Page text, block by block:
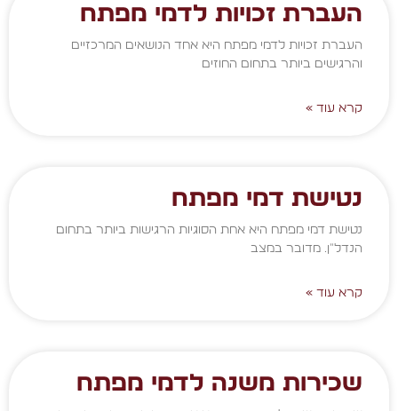
העברת זכויות לדמי מפתח
העברת זכויות לדמי מפתח היא אחד הנושאים המרכזיים
והרגישים ביותר בתחום החוזים
קרא עוד »
נטישת דמי מפתח
נטישת דמי מפתח היא אחת הסוגיות הרגישות ביותר בתחום
הנדל"ן. מדובר במצב
קרא עוד »
שכירות משנה לדמי מפתח